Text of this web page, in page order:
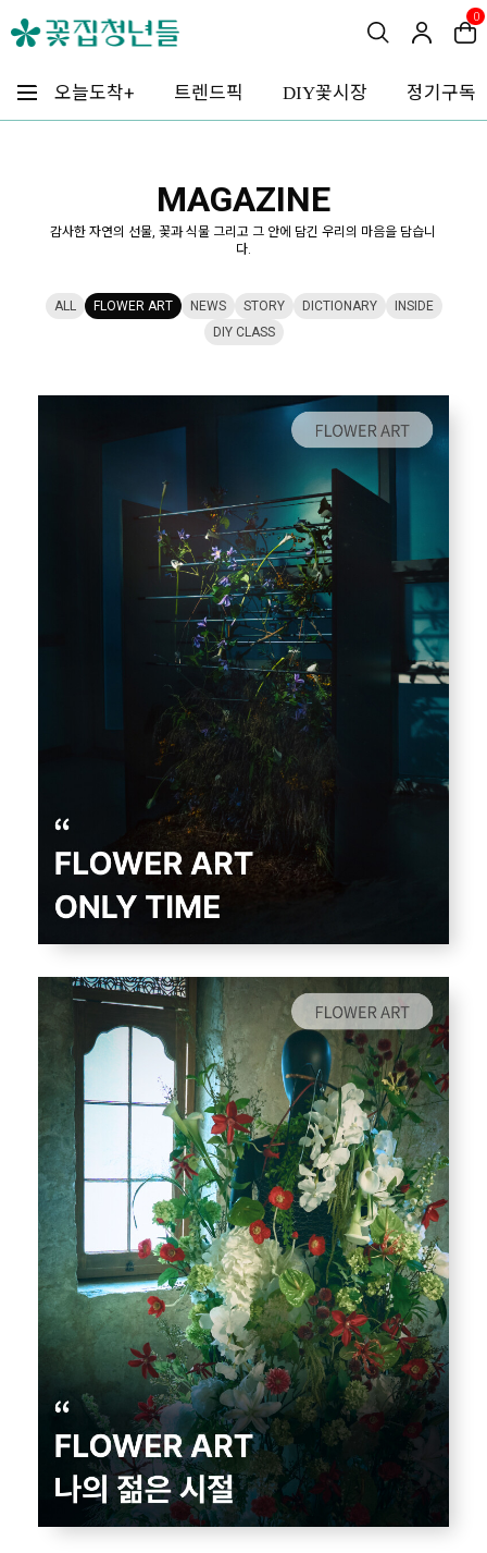
0
오늘도착+ 트렌드픽 DIY꽃시장 정기구독
MAGAZINE
감사한 자연의 선물, 꽃과 식물 그리고 그 안에 담긴 우리의 마음을 담습니
다.
ALL FLOWER ART NEWS STORY DICTIONARY
INSIDE
DIY CLASS